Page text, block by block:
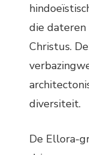
die
Christus.
diversiteit.
De Ellora-